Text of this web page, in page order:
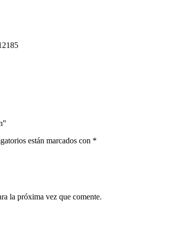
están marcados con *
la próxima vez que comente.